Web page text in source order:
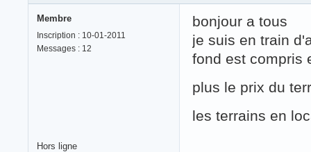
Membre
Inscription : 10-01-2011
Messages : 12
bonjour a tous
je suis en train
fond est compris
plus le prix du
les terrains en
Hors ligne